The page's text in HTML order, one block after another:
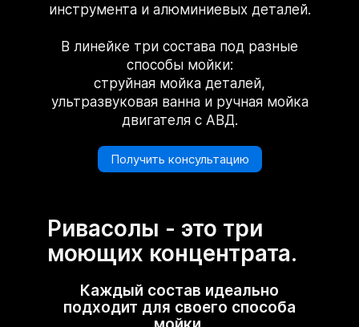
инструмента и алюминиевых деталей.
В линейке три состава под разные
способы мойки:
струйная мойка деталей,
ультразвуковая ванна и ручная мойка
двигателя с АВД.
Получить консультацию
Ривасолы - это три
моющих концентрата.
Каждый состав идеально
подходит для своего способа